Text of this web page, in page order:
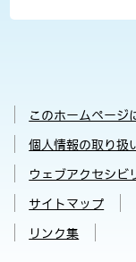
このホームページ
個人情報の取り扱
ウェブアクセシビ
サイトマップ
リンク集